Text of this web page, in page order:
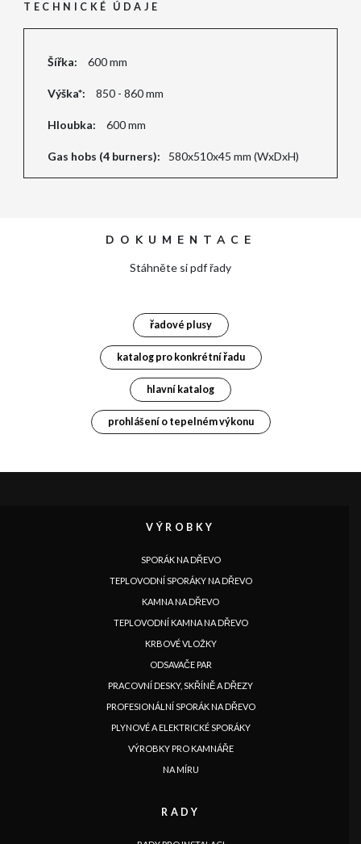
TECHNICKÉ ÚDAJE
Šířka: 600 mm
Výška*: 850 - 860 mm
Hloubka: 600 mm
Gas hobs (4 burners): 580x510x45 mm (WxDxH)
DOKUMENTACE
Stáhněte si pdf řady
řadové plusy
katalog pro konkrétní řadu
hlavní katalog
prohlášení o tepelném výkonu
VÝROBKY
SPORÁK NA DŘEVO
TEPLOVODNÍ SPORÁKY NA DŘEVO
KAMNA NA DŘEVO
TEPLOVODNÍ KAMNA NA DŘEVO
KRBOVÉ VLOŽKY
ODSAVAČE PAR
PRACOVNÍ DESKY, SKŘÍNĚ A DŘEZY
PROFESIONÁLNÍ SPORÁK NA DŘEVO
PLYNOVÉ A ELEKTRICKÉ SPORÁKY
VÝROBKY PRO KAMNÁŘE
NA MÍRU
RADY